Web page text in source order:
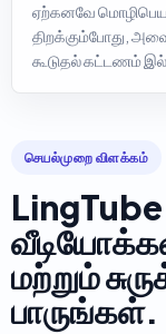
ஏற்கனவே
திறக்கும்போது,
கூடுதல் கட்டணம்
செயல்முறை விளக்கம்
மற்றும்
பாருங்கள்.